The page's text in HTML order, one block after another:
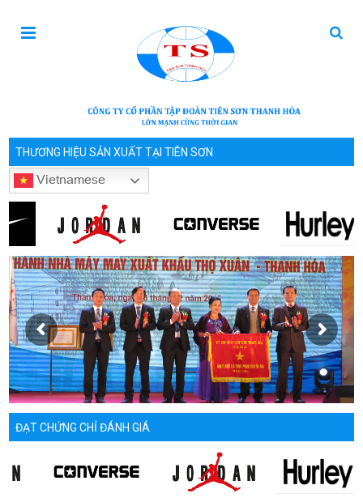
THƯƠNG HIỆU SẢN XUẤT TẠI TIÊN SƠN
Vietnamese
ĐẠT CHỨNG CHỈ ĐÁNH GIÁ